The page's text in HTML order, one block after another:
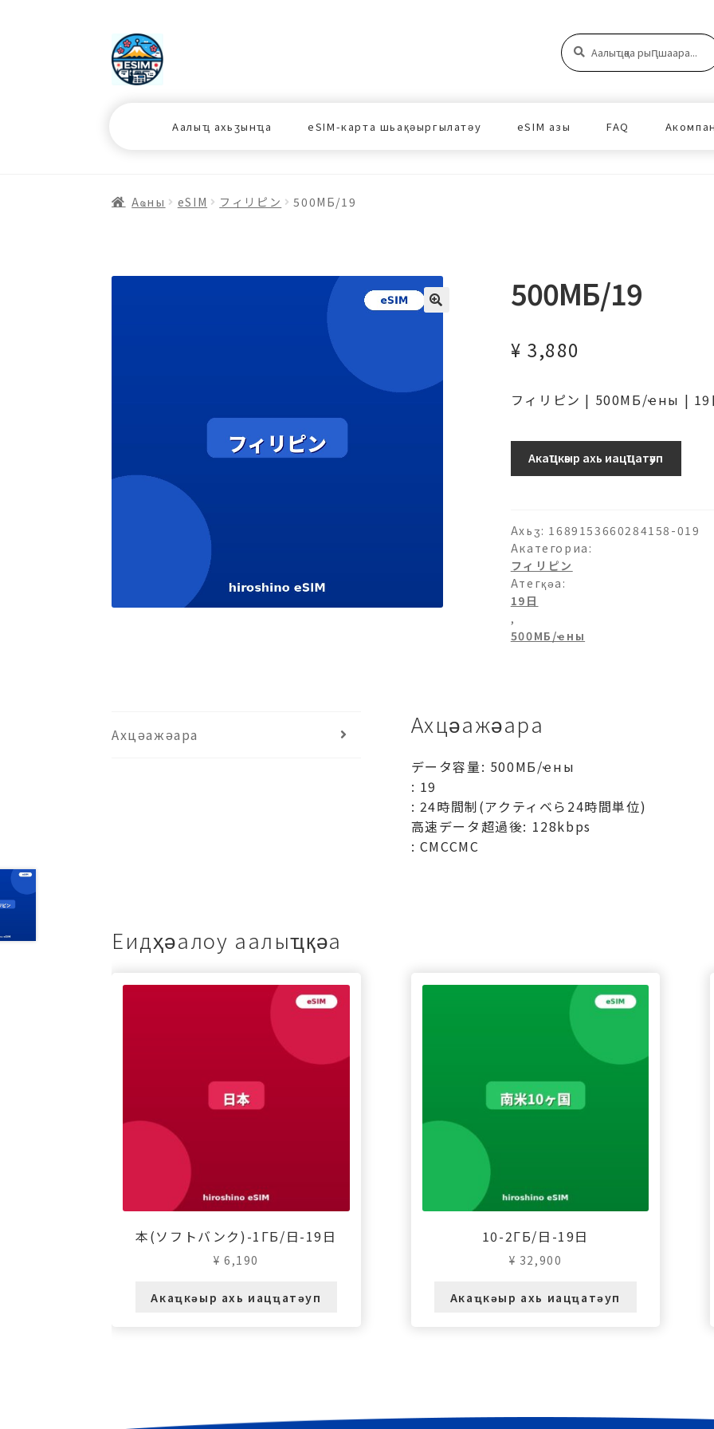
ナ
ビ
ゲ
ス
コ
ン
テ
プ
Аԥшаара:
Аԥшаара
Аалыҵ ахьӡынҵа eSIM-карта шьақәыргылатәу eSIM азы FAQ
Аҩны еSIM フィリピン 500МБ/19
500МБ/19
¥ 3,880
フィリピン | 500МБ/ҽны | 19
ン-500МБ/
日-19
日
аԥхьаӡара
Акаҵкәыр ахь иацҵатәуп
Ахьӡ: 1689153660284158-019
Акатегориа:
フィリピン
Атегқәа:
19日
,
500МБ/ҽны
Ахцәажәара Ахцәажәара
データ容量: 500МБ/ҽны
: 19
: 24時間制(アクティベら24時間単位)
高速データ超過後: 128kbps
: СМССМС
Еидҳәалоу аалыҵқәа
本(ソフトバンク)-1ГБ/日-19日
¥ 6,190
Акаҵкәыр ахь иацҵатәуп
10-2ГБ/日-19日
¥ 32,900
Акаҵкәыр ахь иацҵатәуп